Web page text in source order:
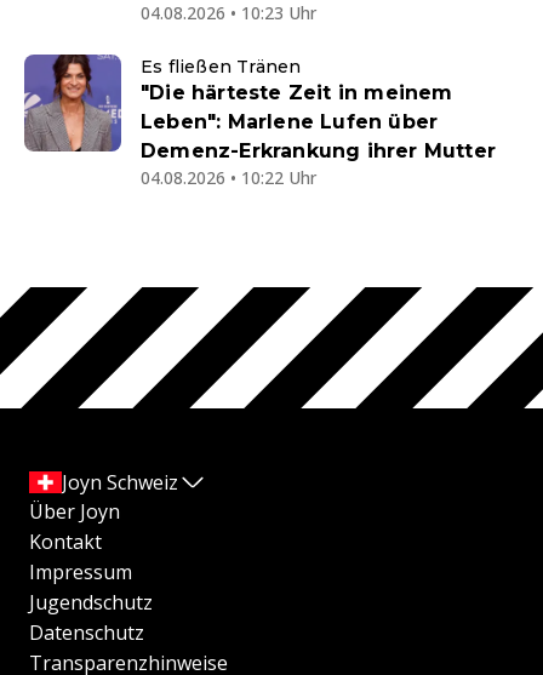
04.08.2026 • 10:23 Uhr
Es fließen Tränen
"Die härteste Zeit in meinem
Leben": Marlene Lufen über
Demenz-Erkrankung ihrer Mutter
04.08.2026 • 10:22 Uhr
Joyn Schweiz
Über Joyn
Kontakt
Impressum
Jugendschutz
Datenschutz
Transparenzhinweise